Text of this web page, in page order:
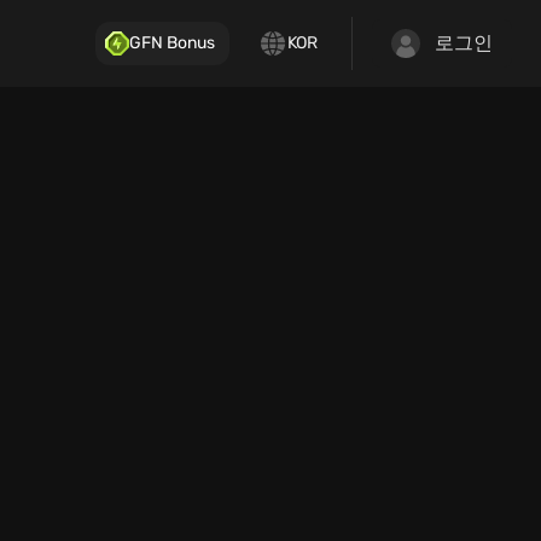
GFN Bonus KOR 로그인